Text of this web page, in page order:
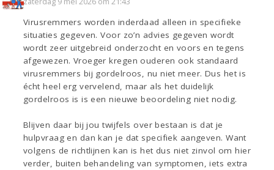
Virusremmers worden inderdaad alleen in specifieke
situaties gegeven. Voor zo’n advies gegeven wordt
wordt zeer uitgebreid onderzocht en voors en tegens
afgewezen. Vroeger kregen ouderen ook standaard
virusremmers bij gordelroos, nu niet meer. Dus het is
écht heel erg vervelend, maar als het duidelijk
gordelroos is is een nieuwe beoordeling niet nodig.
Blijven daar bij jou twijfels over bestaan is dat je
hulpvraag en dan kan je dat specifiek aangeven. Want
volgens de richtlijnen kan is het dus niet zinvol om hier
verder, buiten behandeling van symptomen, iets extra